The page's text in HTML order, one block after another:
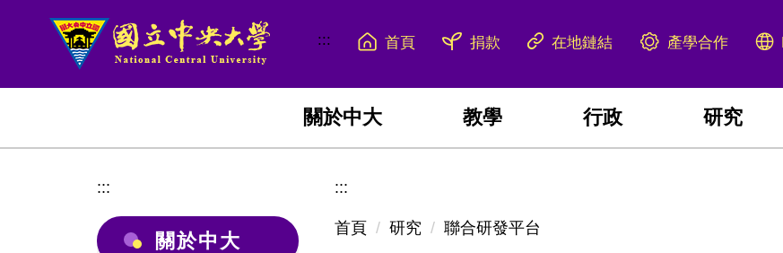
要
::: 首頁 捐款 在地鏈結 產學合作
關於中大 教學 行政 研究
:::
關於中大
:::
首頁 研究 聯合研發平台